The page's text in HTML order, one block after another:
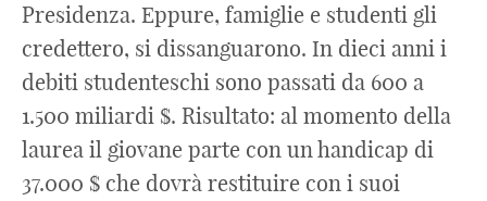
Presidenza. Eppure, famiglie e studenti gli
credettero, si dissanguarono. In dieci anni i
debiti studenteschi sono passati da 600 a
1.500 miliardi $. Risultato: al momento della
laurea il giovane parte con un handicap di
37.000 $ che dovrà restituire con i suoi